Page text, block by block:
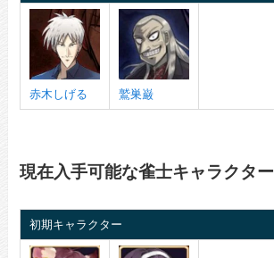
赤木しげる 鷲巣巌
現在入手可能な雀士キャラクター
初期キャラクター